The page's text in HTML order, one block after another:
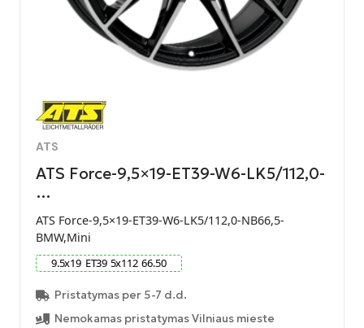
ATS
ATS Force-9,5×19-ET39-W6-LK5/112,0-
…
ATS Force-9,5×19-ET39-W6-LK5/112,0-NB66,5-
BMW,Mini
9.5x19 ET39 5x112 66.50
Pristatymas per 5-7 d.d.
Nemokamas pristatymas Vilniaus mieste